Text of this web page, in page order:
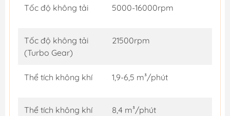
Tốc độ không tải 5000-16000rpm
Tốc độ không tải
(Turbo Gear)
21500rpm
Thể tích không khí 1,9-6,5 m³/phút
Thể tích không khí
8,4 m³/phút